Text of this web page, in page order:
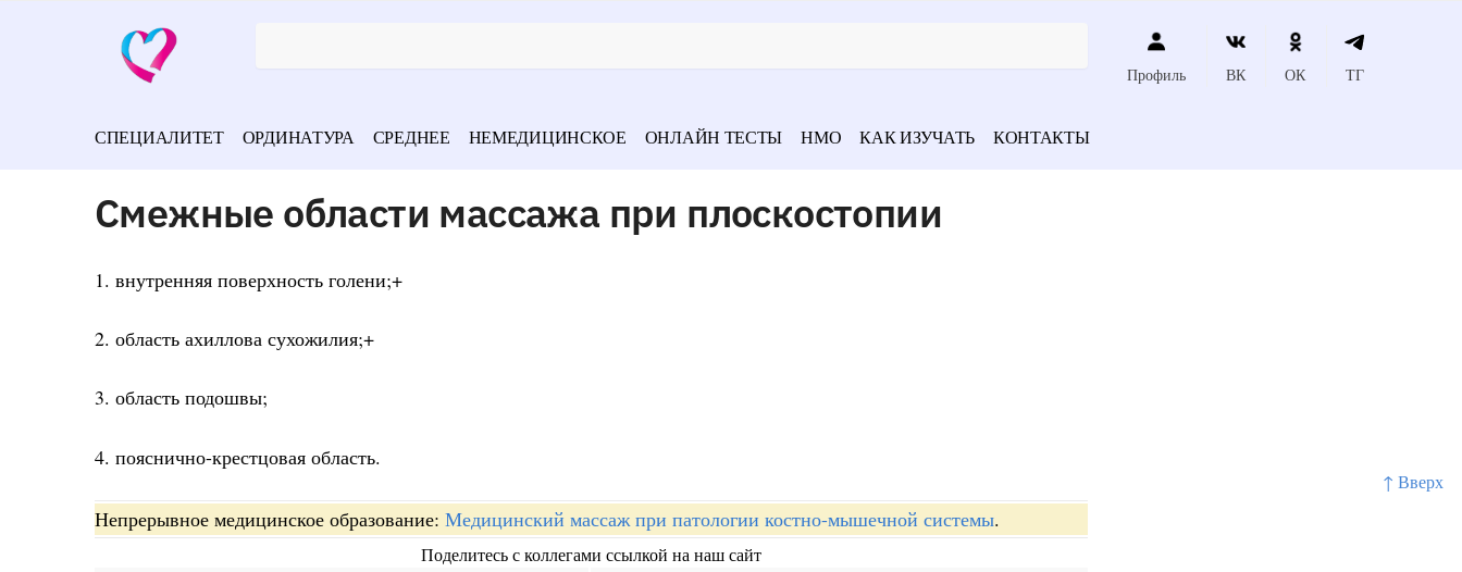
↑ Вверх
Профиль ВК ОК ТГ
СПЕЦИАЛИТЕТ ОРДИНАТУРА СРЕДНЕЕ НЕМЕДИЦИНСКОЕ ОНЛАЙН ТЕСТЫ НМО КАК ИЗУЧАТЬ КОНТАКТЫ
Смежные области массажа при плоскостопии
1. внутренняя поверхность голени;+
2. область ахиллова сухожилия;+
3. область подошвы;
4. пояснично-крестцовая область.
Непрерывное медицинское образование: Медицинский массаж при патологии костно-мышечной системы.
Поделитесь с коллегами ссылкой на наш сайт